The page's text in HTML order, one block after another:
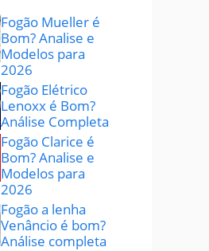
Fogão Mueller é
Bom? Analise e
Modelos para
2026
Fogão Elétrico
Lenoxx é Bom?
Análise Completa
Fogão Clarice é
Bom? Analise e
Modelos para
2026
Fogão a lenha
Venâncio é bom?
Análise completa